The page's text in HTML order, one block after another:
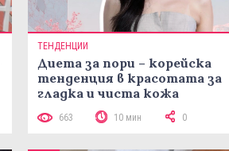
ТЕНДЕНЦИИ
Диета за пори – корейска
тенденция в красотата за
гладка и чиста кожа
663 10 мин 0